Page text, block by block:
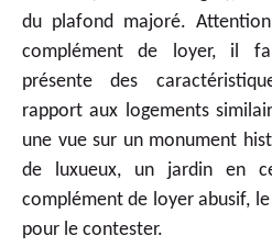
du plafond majoré.
complément de loyer, il
présente des
rapport aux logements
une vue sur un monument
de luxueux, un jardin en
complément de loyer abusif,
pour le contester.